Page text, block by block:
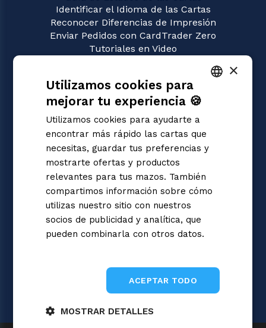
Identificar el Idioma de las Cartas
Reconocer Diferencias de Impresión
Enviar Pedidos con CardTrader Zero
Tutoriales en Video
Magic: the Gathering
Pokémon
Yu-Gi-Oh!
Flesh and Blood
Digimon
One Piece
Dragon Ball Super
Cardfight!! Vanguard
Disney Lorcana
Star Wars Unlimited
Union Arena
Riftbound | League of Legends
ITALIAN
×
Utilizamos cookies para
mejorar tu experiencia 🍪
Utilizamos cookies para ayudarte a
encontrar más rápido las cartas que
necesitas, guardar tus preferencias y
mostrarte ofertas y productos
relevantes para tus mazos. También
compartimos información sobre cómo
utilizas nuestro sitio con nuestros
socios de publicidad y analítica, que
pueden combinarla con otros datos.
ACEPTAR TODO
MOSTRAR DETALLES